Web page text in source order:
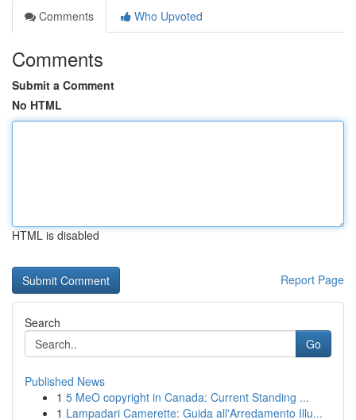
Comments
Who Upvoted
Comments
Submit a Comment
No HTML
HTML is disabled
Report Page
Search
Go
Published News
1 5 MeO copyright in Canada: Current Standing ...
1 Lampadari Camerette: Guida all'Arredamento Illu...